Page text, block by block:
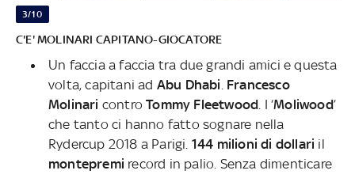
3/10
C'E' MOLINARI CAPITANO-GIOCATORE
Un faccia a faccia tra due grandi amici e questa
volta, capitani ad Abu Dhabi Francesco
Molinari controTommy Fleetwood . I ‘Moliwood’
che tanto ci hanno fatto sognare nella
Rydercup 2018 a Parigi. 144 milioni di dollari il
montepremi record in palio. Senza dimenticare